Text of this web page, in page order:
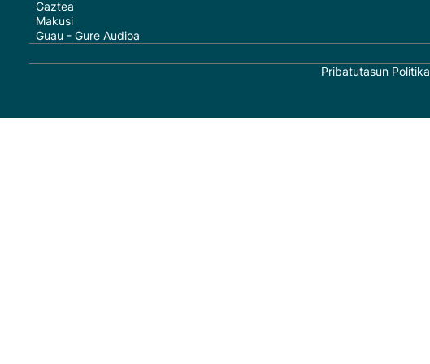
Gaztea
Makusi
Guau - Gure Audioa
Pribatutasun Politika